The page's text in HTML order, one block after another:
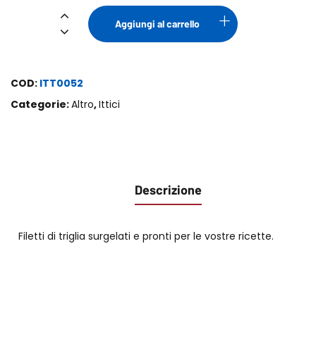
Aggiungi al carrello
COD: ITT0052
Categorie:Altro,Ittici
Descrizione
Filetti di triglia surgelati e pronti per le vostre ricette.